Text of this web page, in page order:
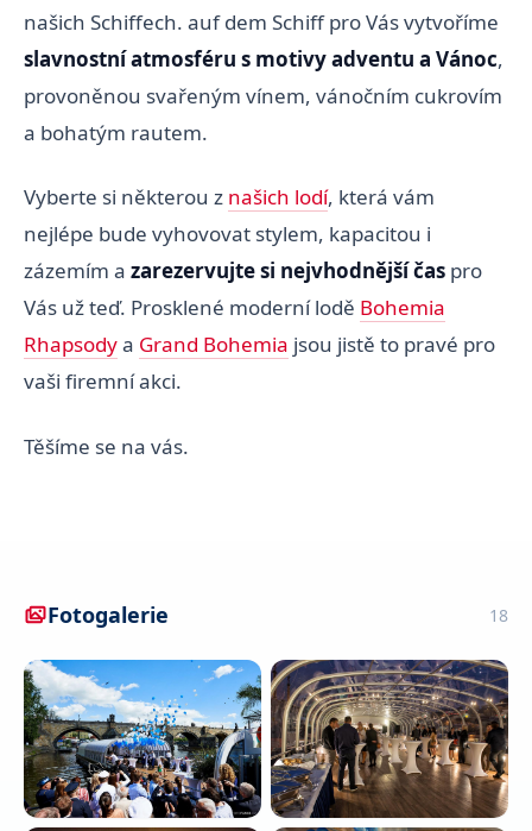
našich Schiffech. auf dem Schiff pro Vás vytvoříme
slavnostní atmosféru s motivy adventu a Vánoc,
provoněnou svařeným vínem, vánočním cukrovím
a bohatým rautem.
Vyberte si některou z našich lodí, která vám
nejlépe bude vyhovovat stylem, kapacitou i
zázemím a zarezervujte si nejvhodnější čas pro
Vás už teď. Prosklené moderní lodě Bohemia
Rhapsodya Grand Bohemia jsou jistě to pravé pro
vaši firemní akci.
Těšíme se na vás.
Fotogalerie 18